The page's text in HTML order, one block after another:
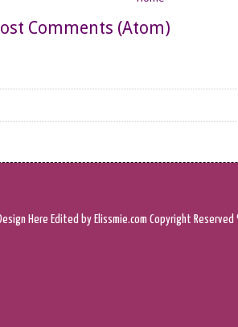
Comments (Atom)
Here Edited by Elissmie.com Copyright Reserved